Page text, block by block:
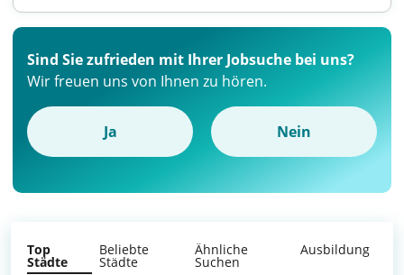
Sind Sie zufrieden mit Ihrer Jobsuche bei uns?
Wir freuen uns von Ihnen zu hören.
Ja Nein
Top
Städte
Beliebte
Städte
Ähnliche
Suchen
Ausbildung